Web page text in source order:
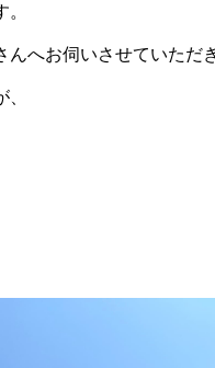
へお伺いさせていただ